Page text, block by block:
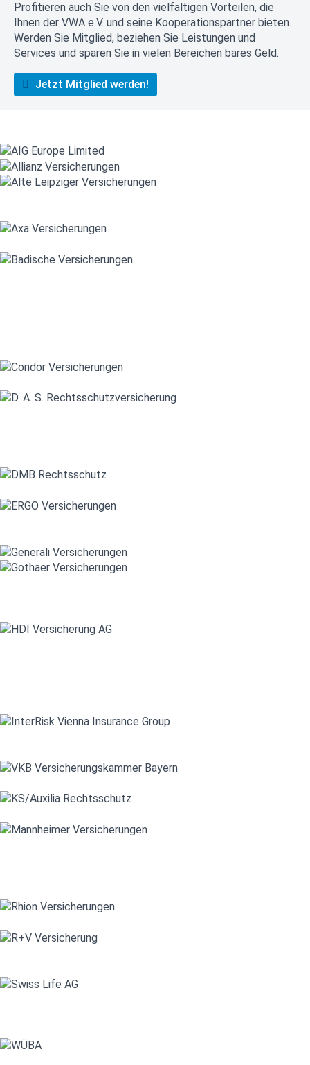
Profitieren auch Sie von den vielfältigen Vorteilen, die
Ihnen der VWA e.V. und seine Kooperationspartner bieten.
Werden Sie Mitglied, beziehen Sie Leistungen und
Services und sparen Sie in vielen Bereichen bares Geld.
Jetzt Mitglied werden!